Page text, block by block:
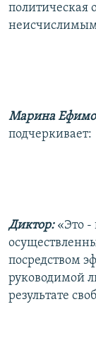
политическая
Марина
подчеркивает:
Диктор: «Это -
посредством
руководимой
результате